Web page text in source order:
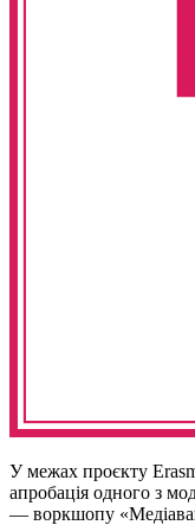
У межах проєкту
апробація одного з
— воркшопу